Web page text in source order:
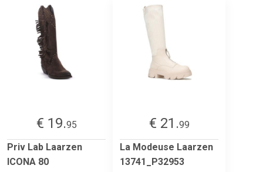
€ 19.95
Priv Lab Laarzen
ICONA 80
€ 21.99
La Modeuse Laarzen
13741_P32953